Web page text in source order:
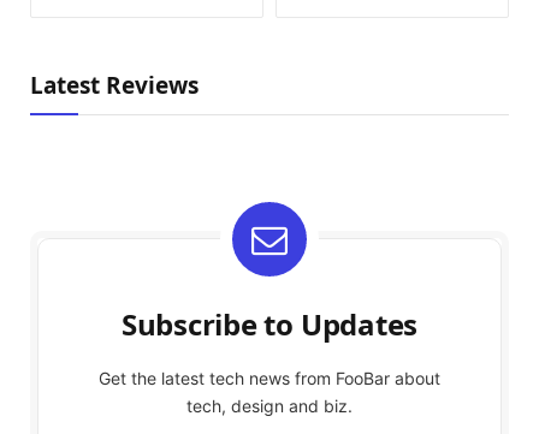
Latest Reviews
Subscribe to Updates
Get the latest tech news from FooBar about
tech, design and biz.